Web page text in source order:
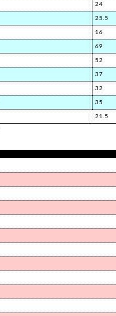
24
25.5
16
69
52
37
32
35
21.5